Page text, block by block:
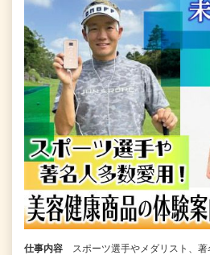
仕事内容
スポーツ選手やメダリスト、